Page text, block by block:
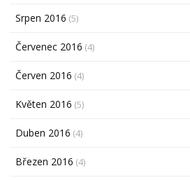
Srpen 2016 (5)
Červenec 2016 (4)
Červen 2016 (4)
Květen 2016 (5)
Duben 2016 (4)
Březen 2016 (4)